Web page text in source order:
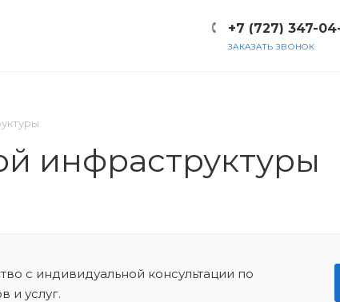
+7 (727) 347-
ЗАКАЗАТЬ ЗВОНОК
инфраструктуры
с индивидуальной консультации по
и услуг.